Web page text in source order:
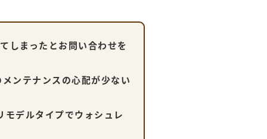
しまったとお問い合わせを
ンテナンスの心配が少ない
モデルタイプでウォシュレ